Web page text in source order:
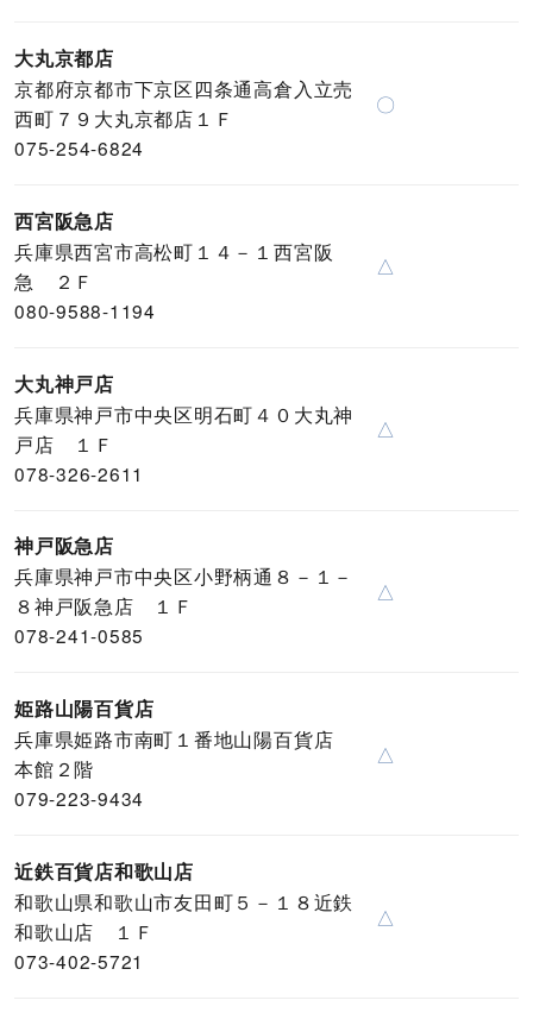
大丸京都店
京都府京都市下京区四条通高倉入立売
西町７９大丸京都店１Ｆ
075-254-6824
〇
西宮阪急店
兵庫県西宮市高松町１４－１西宮阪
急 ２Ｆ
080-9588-1194
△
大丸神戸店
兵庫県神戸市中央区明石町４０大丸神
戸店 １Ｆ
078-326-2611
△
神戸阪急店
兵庫県神戸市中央区小野柄通８－１－
８神戸阪急店 １Ｆ
078-241-0585
△
姫路山陽百貨店
兵庫県姫路市南町１番地山陽百貨店
本館２階
079-223-9434
△
近鉄百貨店和歌山店
和歌山県和歌山市友田町５－１８近鉄
和歌山店 １Ｆ
073-402-5721
△